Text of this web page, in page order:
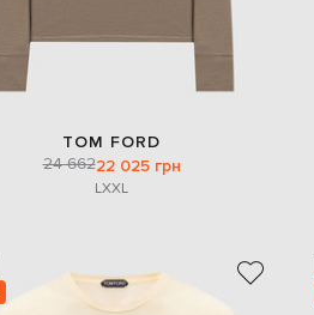
TOM FORD
24 66222 025 грн
LXXL